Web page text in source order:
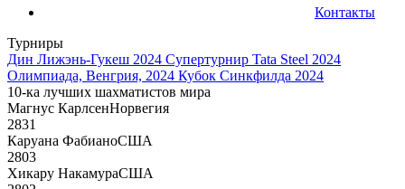
Контакты
Турниры
Дин Лижэнь-Гукеш 2024 Супертурнир Tata Steel 2024
Олимпиада, Венгрия, 2024 Кубок Синкфилда 2024
10-ка лучших шахматистов мира
Магнус КарлсенНорвегия
2831
Каруана ФабианоСША
2803
Хикару НакамураСША